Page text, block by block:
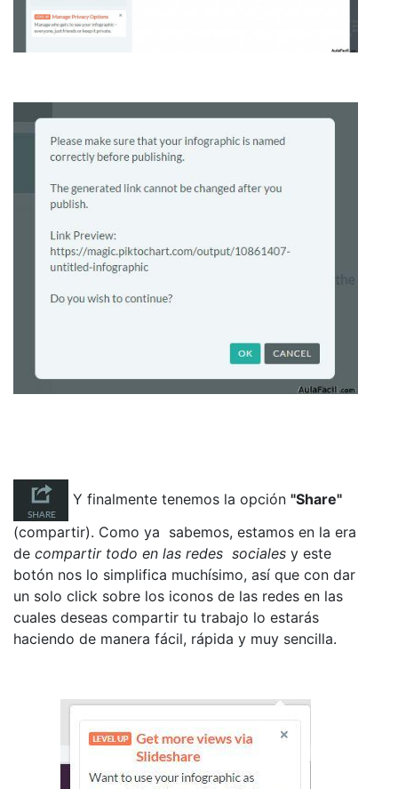
Y finalmente tenemos la opción "Share"
(compartir). Como ya sabemos, estamos en la era
de compartir todo en las redes sociales y este
botón nos lo simplifica muchísimo, así que con dar
un solo click sobre los iconos de las redes en las
cuales deseas compartir tu trabajo lo estarás
haciendo de manera fácil, rápida y muy sencilla.